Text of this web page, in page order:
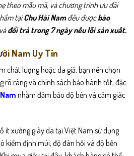
theo mẫu mã, và chương trình ưu đãi
tạiChu Hải Namđều đượcbảo
vàđổi trả trong 7 ngày nếu lỗi sản xuất.
Nam Uy Tín
chất lượng hoặc da giả, bạn nên chọn
rõ ràng và chính sách bảo hành tốt, đặc
nhằm đảm bảo độ bền và cảm giác
ít xưởng giày da tại Việt Nam sử dụng
kiểm định mùi, độ đàn hồi và độ bền